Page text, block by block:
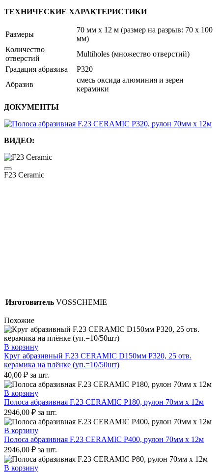
ТЕХНИЧЕСКИЕ ХАРАКТЕРИСТИКИ
Размеры
70 мм х 12 м (размер на разрыв: 70 х 100
мм)
Количество
отверстий
Multiholes (множество отверстий)
Градация абразива
P320
Абразив
смесь оксида алюминия и зерен
керамики
ДОКУМЕНТЫ
ВИДЕО:
F23 Ceramic
Изготовитель VOSSCHEMIE
Похожие
В корзину
Круг абразивный F.23 CERAMIC D150мм P320, 25 отв.
керамика на плёнке (уп.=10/50шт)
40,00 ₽ за шт.
В корзину
Полоса абразивная F.23 CERAMIC P180, рулон 70мм x 12м
2946,00 ₽ за шт.
В корзину
Полоса абразивная F.23 CERAMIC P400, рулон 70мм x 12м
2946,00 ₽ за шт.
В корзину